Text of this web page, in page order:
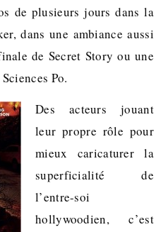
de plusieurs jours dans la
dans une ambiance aussi
de Secret Story ou une
Po.
Des acteurs jouant
leur propre rôle pour
mieux caricaturer la
superficialité de
l’entre-soi
hollywoodien, c’est